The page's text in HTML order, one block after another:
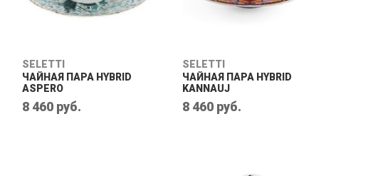
SELETTI
ЧАЙНАЯ ПАРА HYBRID
ASPERO
8 460 руб.
SELETTI
ЧАЙНАЯ ПАРА HYBRID
KANNAUJ
8 460 руб.